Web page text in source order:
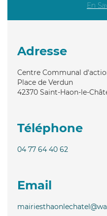
En
Adresse
Centre Communal
Place de Verdun
42370 Saint-Haon-le-
Téléphone
04 77 64 40 62
Email